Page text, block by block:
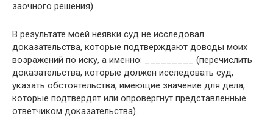
заочного решения).
В результате моей неявки суд не исследовал
доказательства, которые подтверждают доводы моих
возражений по иску, а именно: _________ (перечислить
доказательства, которые должен исследовать суд,
указать обстоятельства, имеющие значение для дела,
которые подтвердят или опровергнут представленные
ответчиком доказательства).